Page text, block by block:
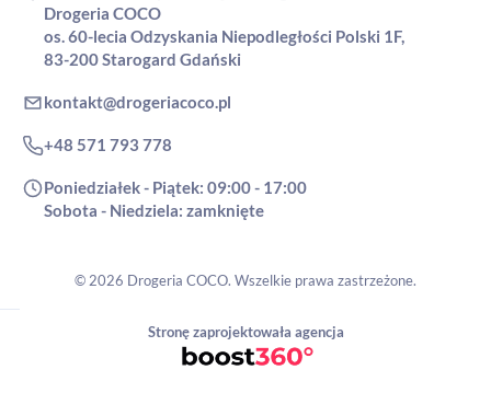
Drogeria COCO
os. 60-lecia Odzyskania Niepodległości Polski 1F,
83-200 Starogard Gdański
kontakt@drogeriacoco.pl
+48 571 793 778
Poniedziałek - Piątek: 09:00 - 17:00
Sobota - Niedziela: zamknięte
© 2026 Drogeria COCO. Wszelkie prawa zastrzeżone.
Stronę zaprojektowała agencja